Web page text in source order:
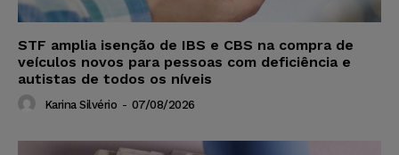
STF amplia isenção de IBS e CBS na compra de
veículos novos para pessoas com deficiência e
autistas de todos os níveis
Karina Silvério - 07/08/2026